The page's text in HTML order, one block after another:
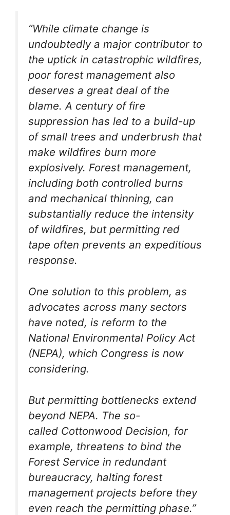
“While climate change is
undoubtedly a major contributor to
the uptick in catastrophic wildfires,
poor forest management also
deserves a great deal of the
blame. A century of fire
suppression has led to a build-up
of small trees and underbrush that
make wildfires burn more
explosively. Forest management,
including both controlled burns
and mechanical thinning, can
substantially reduce the intensity
of wildfires, but permitting red
tape often prevents an expeditious
response.
One solution to this problem, as
advocates across many sectors
have noted, is reform to the
National Environmental Policy Act
(NEPA), which Congress is now
considering.
But permitting bottlenecks extend
beyond NEPA. The so-
called Cottonwood Decision, for
example, threatens to bind the
Forest Service in redundant
bureaucracy, halting forest
management projects before they
even reach the permitting phase.”